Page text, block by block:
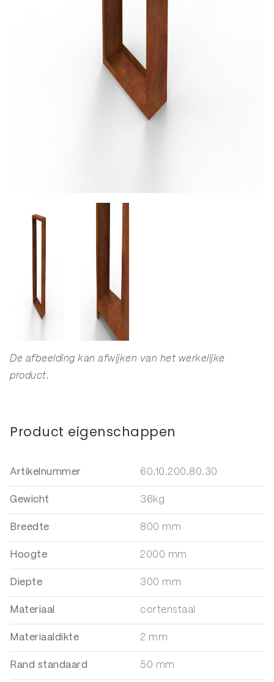
De afbeelding kan afwijken van het werkelijke
product.
Product eigenschappen
Artikelnummer 60.10.200.80.30
Gewicht 36kg
Breedte 800 mm
Hoogte 2000 mm
Diepte 300 mm
Materiaal cortenstaal
Materiaaldikte 2 mm
Rand standaard 50 mm